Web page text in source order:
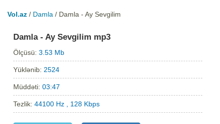
Vol.az / Damla / Damla - Ay Sevgilim
Damla - Ay Sevgilim mp3
Ölçüsü:3.53 Mb
Yüklənib: 2524
Müddəti:03:47
Tezlik:44100 Hz , 128 Kbps